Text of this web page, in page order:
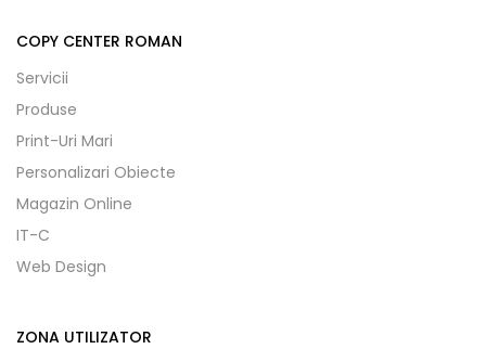
COPY CENTER ROMAN
Servicii
Produse
Print-Uri Mari
Personalizari Obiecte
Magazin Online
IT-C
Web Design
ZONA UTILIZATOR